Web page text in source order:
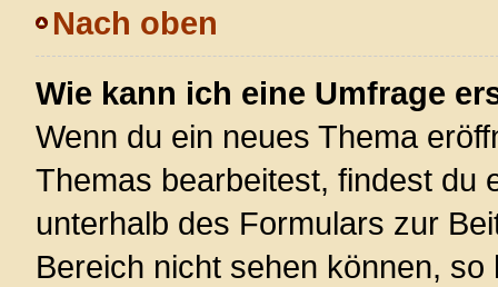
Nach oben
Wie kann ich eine Umfrage
Wenn du ein neues Thema
Themas bearbeitest, findest du
unterhalb des Formulars zur
Bereich nicht sehen können,